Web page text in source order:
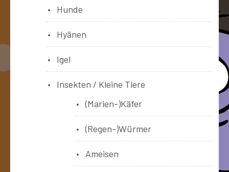
Hunde
Hyänen
Igel
Insekten / Kleine Tiere
(Marien-)Käfer
(Regen-)Würmer
Ameisen